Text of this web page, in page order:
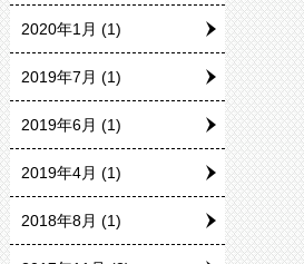
2020年1月 (1)
2019年7月 (1)
2019年6月 (1)
2019年4月 (1)
2018年8月 (1)